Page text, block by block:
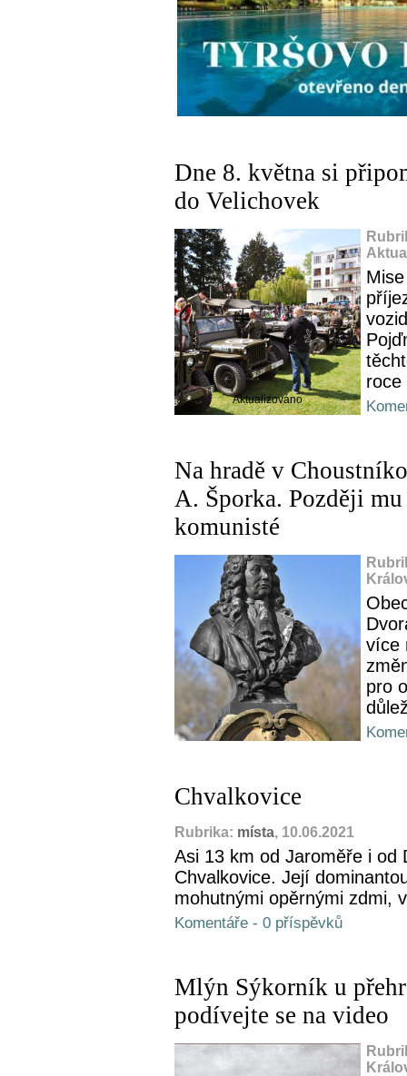
Dne 8. května si
do Velichovek
Aktualizováno
roce
Na hradě v
A. Šporka. Později
komunisté
více
pro
Chvalkovice
Rubrika: místa, 10.06.2021
Asi 13 km od Jaroměře i od
Chvalkovice. Její
mohutnými opěrnými zdmi,
Komentáře - 0 příspěvků
Mlýn Sýkorník u
podívejte se na video